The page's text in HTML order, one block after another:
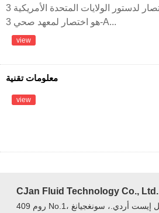
أوسب: هذا هو اختصار لدستور الولايات المتحدة الأمريكية 3.A: هذا
هو اختصار لمعهد صحي 3-A...
view
معلومات تقنية
view
CJan Fluid Technology Co., Ltd.
روم 409 No.1، لين 2369، رونغل إيست أردي.، سونغجيانغ